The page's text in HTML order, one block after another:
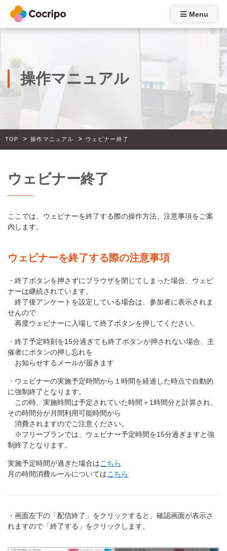
Menu
操作マニュアル
TOP > 操作マニュアル > ウェビナー終了
ウェビナー終了
ここでは、ウェビナーを終了する際の操作方法、注意事項をご案
内します。
ウェビナーを終了する際の注意事項
・終了ボタンを押さずにブラウザを閉じてしまった場合、ウェビ
ナーは継続されています。
終了後アンケートを設定している場合は、参加者に表示されま
せんので
再度ウェビナーに入場して終了ボタンを押してください。
・終了予定時刻を15分過ぎても終了ボタンが押されない場合、主
催者にボタンの押し忘れを
お知らせするメールが届きます
・ウェビナーの実施予定時間から１時間を経過した時点で自動的
に強制終了となります。
この時、実施時間は予定されていた時間＋1時間分と計算され、
その時間分が月間利用可能時間から
消費されますのでご注意ください。
※フリープランでは、ウェビナー予定時間を15分過ぎますと強
制終了となります。
実施予定時間が過ぎた場合はこちら
月の時間消費ルールについてはこちら
・画面左下の「配信終了」をクリックすると、確認画面が表示さ
れますので「終了する」をクリックします。